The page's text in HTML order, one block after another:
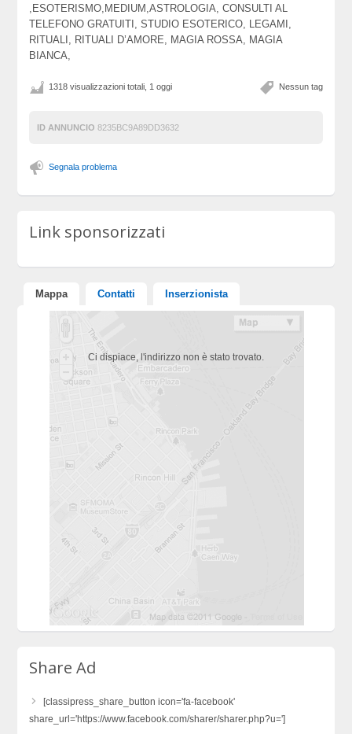
,ESOTERISMO,MEDIUM,ASTROLOGIA, CONSULTI AL
TELEFONO GRATUITI, STUDIO ESOTERICO, LEGAMI,
RITUALI, RITUALI D’AMORE, MAGIA ROSSA, MAGIA
BIANCA,
Nessun tag
1318 visualizzazioni totali, 1 oggi
ID ANNUNCIO 8235BC9A89DD3632
Segnala problema
Link sponsorizzati
Mappa Contatti Inserzionista
Ci dispiace, l'indirizzo non è stato trovato.
Share Ad
[classipress_share_button icon='fa-facebook'
share_url='https://www.facebook.com/sharer/sharer.php?u=']